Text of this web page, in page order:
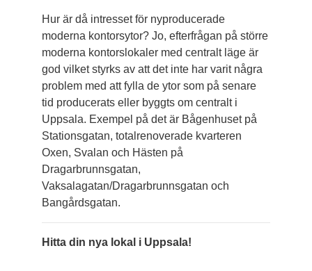
Hur är då intresset för nyproducerade
moderna kontors­ytor? Jo, efterfrågan på större
moderna kontorslokaler med centralt läge är
god vilket styrks av att det inte har varit några
problem med att fylla de ytor som på senare
tid producerats eller byggts om centralt i
Uppsala. Exempel på det är Bågenhuset på
Stationsgatan, totalrenoverade kvarteren
Oxen, Svalan och Hästen på
Dragarbrunnsgatan,
Vaksalagatan/Dragarbrunnsgatan och
Bangårdsgatan.
Hitta din nya lokal i Uppsala!